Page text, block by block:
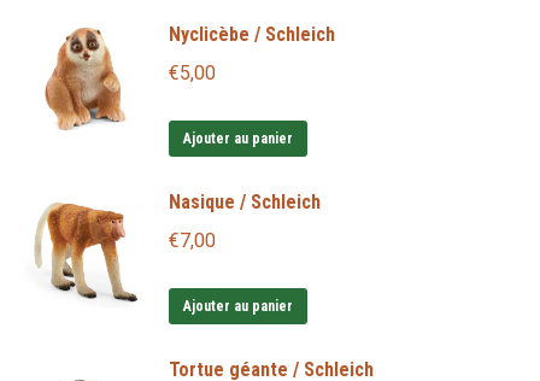
Nyclicèbe / Schleich
€5,00
Ajouter au panier
Nasique / Schleich
€7,00
Ajouter au panier
Tortue géante / Schleich